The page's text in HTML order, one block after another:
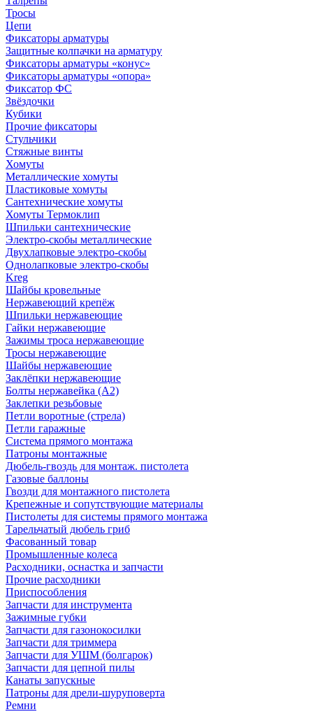
Тросы
Цепи
Фиксаторы арматуры
Защитные колпачки на арматуру
Фиксаторы арматуры «конус»
Фиксаторы арматуры «опора»
Фиксатор ФС
Звёздочки
Кубики
Прочие фиксаторы
Стульчики
Стяжные винты
Хомуты
Металлические хомуты
Пластиковые хомуты
Сантехнические хомуты
Хомуты Термоклип
Шпильки сантехнические
Электро-скобы металлические
Двухлапковые электро-скобы
Однолапковые электро-скобы
Kreg
Шайбы кровельные
Нержавеющий крепёж
Шпильки нержавеющие
Гайки нержавеющие
Зажимы троса нержавеющие
Тросы нержавеющие
Шайбы нержавеющие
Заклёпки нержавеющие
Болты нержавейка (А2)
Заклепки резьбовые
Петли воротные (стрела)
Петли гаражные
Система прямого монтажа
Патроны монтажные
Дюбель-гвоздь для монтаж. пистолета
Газовые баллоны
Гвозди для монтажного пистолета
Крепежные и сопутствующие материалы
Пистолеты для системы прямого монтажа
Тарельчатый дюбель гриб
Фасованный товар
Промышленные колеса
Расходники, оснастка и запчасти
Прочие расходники
Приспособления
Запчасти для инструмента
Зажимные губки
Запчасти для газонокосилки
Запчасти для триммера
Запчасти для УШМ (болгарок)
Запчасти для цепной пилы
Канаты запускные
Патроны для дрели-шуруповерта
Ремни